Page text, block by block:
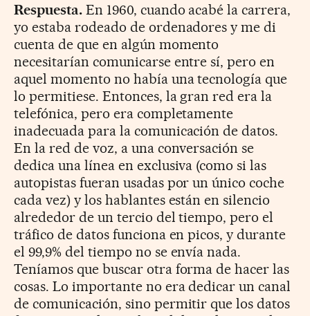
Respuesta.En 1960, cuando acabé la carrera,
yo estaba rodeado de ordenadores y me di
cuenta de que en algún momento
necesitarían comunicarse entre sí, pero en
aquel momento no había una tecnología que
lo permitiese. Entonces, la gran red era la
telefónica, pero era completamente
inadecuada para la comunicación de datos.
En la red de voz, a una conversación se
dedica una línea en exclusiva (como si las
autopistas fueran usadas por un único coche
cada vez) y los hablantes están en silencio
alrededor de un tercio del tiempo, pero el
tráfico de datos funciona en picos, y durante
el 99,9% del tiempo no se envía nada.
Teníamos que buscar otra forma de hacer las
cosas. Lo importante no era dedicar un canal
de comunicación, sino permitir que los datos